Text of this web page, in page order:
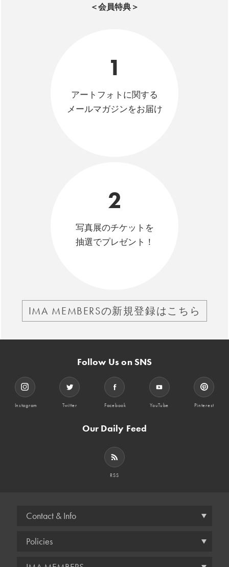
＜会員特典＞
1
アートフォトに関する
メールマガジンをお届け
2
写真展のチケットを
抽選でプレゼント！
IMA MEMBERSの新規登録はこちら
Follow Us on SNS
Instagram Twitter Facebook YouTube Pinterest
Our Daily Feed
RSS
Contact & Info
Policies